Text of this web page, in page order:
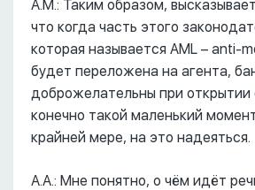
А.М.: Таким образом,
что когда часть этого
которая называется AML – anti-
будет переложена на агента,
доброжелательны при открытии
конечно такой маленький
крайней мере, на это надеяться.
А.А.: Мне понятно, о чём идёт